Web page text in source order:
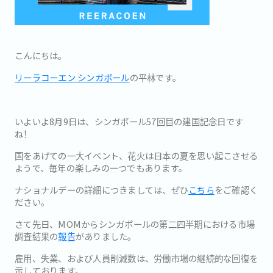
こんにちは。
リーラコーエン シンガポールの平林です。
いよいよ8月9日は、シンガポール57回目の建国記念日です
ね！
国をあげての一大イベント、花火は日本の夏を思い起こさせる
ようで、毎年の楽しみの一つでもあります。
ナショナルデーの詳細につきましては、ぜひこちらをご確認く
ださい。
さて先日、MOMからシンガポールの第二四半期における市場
調査結果の報告がありました。
雇用、失業、および人員削減数は、労働市場の継続的な回復を
示しております。